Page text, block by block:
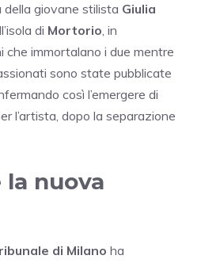
giovane stilista Giulia
di Mortorio, in
che immortalano i due mentre
sono state pubblicate
così l’emergere di
l’artista, dopo la separazione
la nuova
di Milano ha